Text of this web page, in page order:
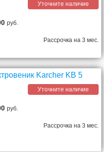
Уточните наличие
руб.
Рассрочка на 3 мес.
Karcher KB 5
Уточните наличие
руб.
Рассрочка на 3 мес.